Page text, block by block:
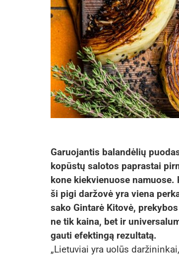
Garuojantis balandėlių
kopūstų salotos paprastai
kone kiekvienuose
ši pigi daržovė yra viena
sako Gintarė Kitovė,
ne tik kaina, bet ir
gauti efektingą rezultatą.
„Lietuviai yra uolūs